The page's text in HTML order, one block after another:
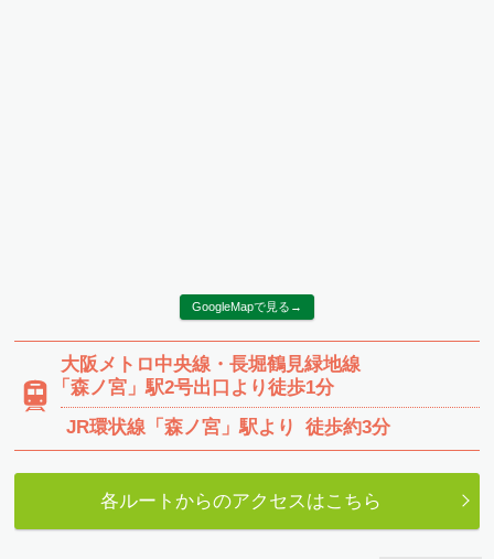
GoogleMapで見る→
大阪メトロ中央線・長堀鶴見緑地線
「森ノ宮」駅2号出口より徒歩1分
JR環状線 「森ノ宮」駅より徒歩約3分
各ルートからのアクセスはこちら